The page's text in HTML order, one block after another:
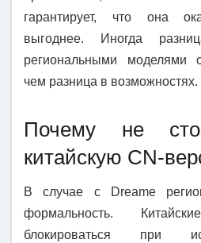
гарантирует, что она
выгоднее. Иногда
региональными моделями
чем разница в возможностях.
Почему не
китайскую CN-
В случае с Dreame
формальность.
блокироваться при